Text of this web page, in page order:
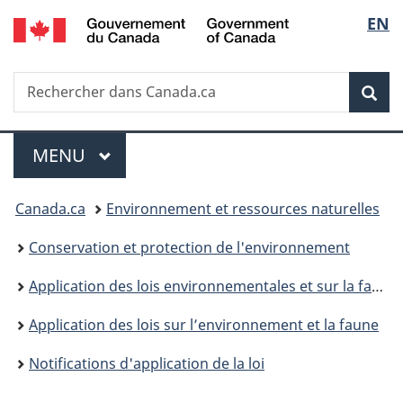
Passer
au
principal
Passer
à
Au
du
Passer
à
version
simplifiée
de
la
EN
Recherche
Rechercher
dans
Menu
MENU PRINCIPAL
Vous
êtes
ici :
Canada.ca
Environnement et ressources naturelles
Conservation et protection de l'environnement
Application des lois environnementales et sur la faune
Application des lois sur l’environnement et la faune
Notifications d'application de la loi